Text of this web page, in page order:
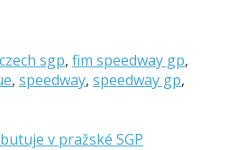
czech sgp, fim speedway gp,
, speedway, speedway gp,
v pražské SGP